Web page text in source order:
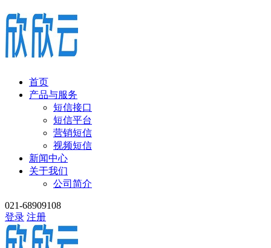
首页
产品与服务
短信接口
短信平台
营销短信
视频短信
新闻中心
关于我们
公司简介
021-68909108
登录 注册